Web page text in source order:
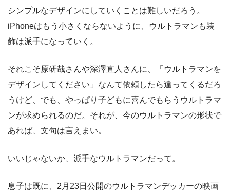
シンプルなデザインにしていくことは難しいだろう。
iPhoneはもう小さくならないように、ウルトラマンも装
飾は派手になっていく。
それこそ原研哉さんや深澤直人さんに、「ウルトラマンを
デザインしてください」なんて依頼したら違ってくるだろ
うけど、でも、やっぱり子どもに喜んでもらうウルトラマ
ンが求められるのだ。それが、今のウルトラマンの形状で
あれば、文句は言えまい。
いいじゃないか、派手なウルトラマンだって。
息子は既に、2月23日公開のウルトラマンデッカーの映画